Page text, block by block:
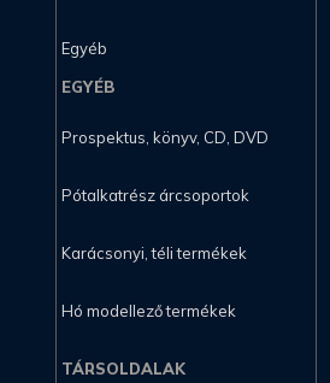
Egyéb
EGYÉB
Prospektus, könyv, CD, DVD
Pótalkatrész árcsoportok
Karácsonyi, téli termékek
Hó modellező termékek
TÁRSOLDALAK